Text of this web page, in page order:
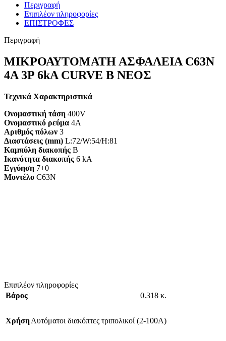
Περιγραφή
Επιπλέον πληροφορίες
ΕΠΙΣΤΡΟΦΕΣ
Περιγραφή
ΜΙΚΡΟΑΥΤΟΜΑΤΗ ΑΣΦΑΛΕΙΑ C63N
4A 3P 6kA CURVE B ΝΕΟΣ
Τεχνικά Χαρακτηριστικά
Ονομαστική τάση 400V
Ονομαστικό ρεύμα 4A
Αριθμός πόλων 3
Διαστάσεις (mm) L:72/W:54/H:81
Καμπύλη διακοπής B
Ικανότητα διακοπής 6 kA
Εγγύηση 7+0
Mοντέλο C63N
Επιπλέον πληροφορίες
Βάρος
0.318 κ.
ΧρήσηΑυτόματοι διακόπτες τριπολικοί (2-100A)